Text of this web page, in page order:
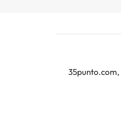
35punto.com,